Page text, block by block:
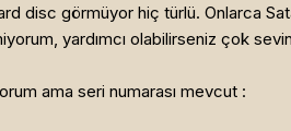
disc görmüyor hiç türlü. Onlarca
yardımcı olabilirseniz çok
ama seri numarası mevcut :